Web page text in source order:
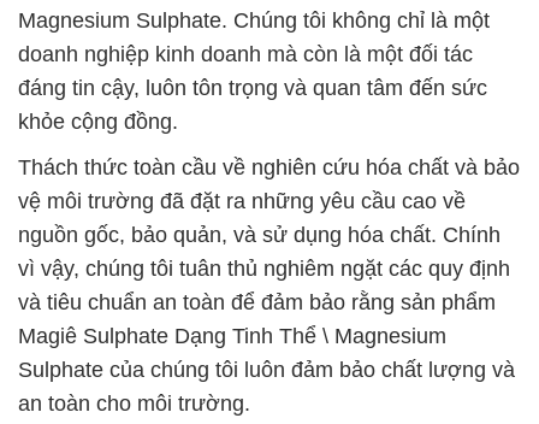
Magnesium Sulphate. Chúng tôi không chỉ là một
doanh nghiệp kinh doanh mà còn là một đối tác
đáng tin cậy, luôn tôn trọng và quan tâm đến sức
khỏe cộng đồng.
Thách thức toàn cầu về nghiên cứu hóa chất và bảo
vệ môi trường đã đặt ra những yêu cầu cao về
nguồn gốc, bảo quản, và sử dụng hóa chất. Chính
vì vậy, chúng tôi tuân thủ nghiêm ngặt các quy định
và tiêu chuẩn an toàn để đảm bảo rằng sản phẩm
Magiê Sulphate Dạng Tinh Thể \ Magnesium
Sulphate của chúng tôi luôn đảm bảo chất lượng và
an toàn cho môi trường.